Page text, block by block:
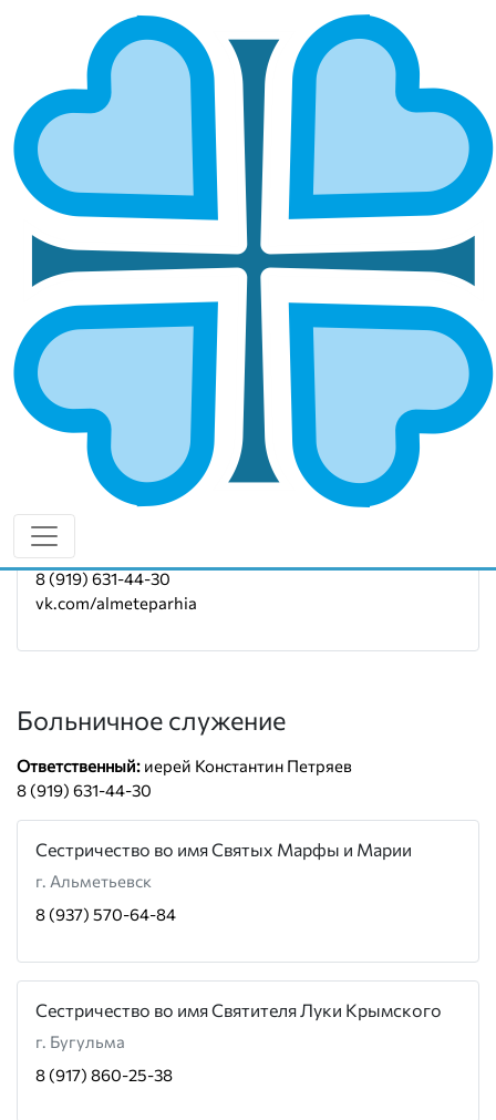
АЛЬМЕТЬЕВСКАЯ И
БУГУЛЬМИНСКАЯ
АЛЬМЕТЬЕВСКАЯ И БУГУЛЬМИНСКАЯ
Епархией управляет епископ Альметьевский и
Бугульминский Мефодий
ОСНОВНЫЕ НАПРАВЛЕНИЯ РАБОТЫ
Социальное служение
Социальный отдел епархии
Руководитель:
8 (919) 631-44-30
vk.com/almeteparhia
Больничное служение
Ответственный: иерей Константин Петряев
8 (919) 631-44-30
Сестричество во имя Святых Марфы и Марии
г. Альметьевск
8 (937) 570-64-84
Сестричество во имя Святителя Луки Крымского
г. Бугульма
8 (917) 860-25-38